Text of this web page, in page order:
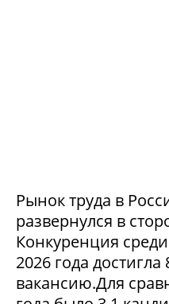
Рынок труда в
развернулся в
Конкуренция
2026 года
вакансию.Для